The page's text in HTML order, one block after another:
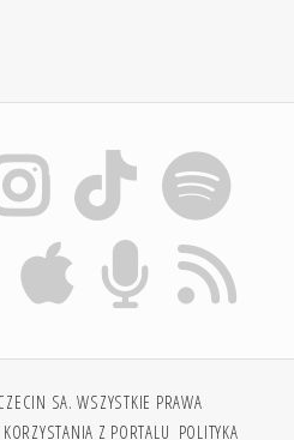
SA. WSZYSTKIE PRAWA
Z PORTALU POLITYKA